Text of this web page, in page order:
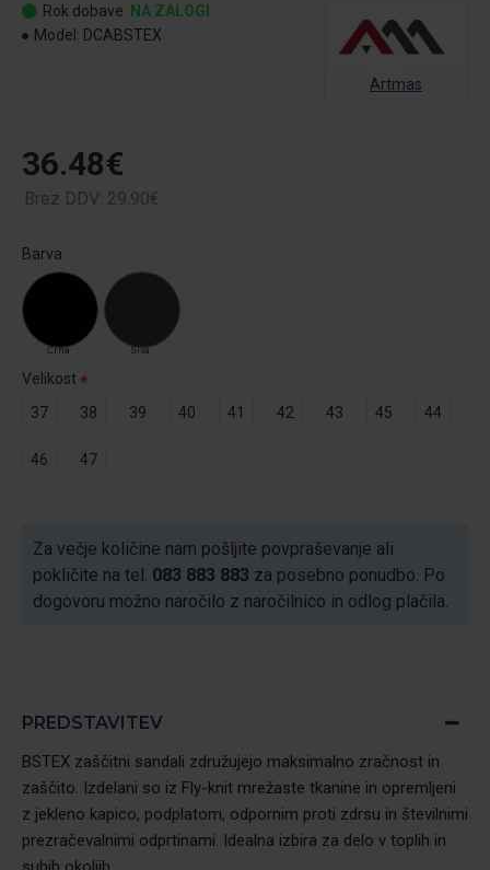
36.48€
Brez DDV: 29.90€
Rok dobave: NA ZALOGI
Model: DCABSTEX
Artmas
Barva
Črna Siva
Velikost
37
38 39 40 41 42 43 45 44
46 47
Za večje količine nam pošljite povpraševanje ali
pokličite na tel. 083 883 883 za posebno ponudbo. Po
dogovoru možno naročilo z naročilnico in odlog plačila.
PREDSTAVITEV
BSTEX zaščitni sandali združujejo maksimalno zračnost in
zaščito. Izdelani so iz Fly-knit mrežaste tkanine in opremljeni
z jekleno kapico, podplatom, odpornim proti zdrsu in številnimi
prezračevalnimi odprtinami. Idealna izbira za delo v toplih in